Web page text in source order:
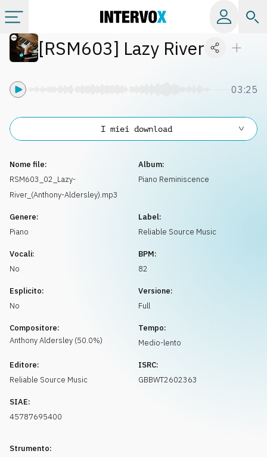
Categorie
Album
Playlist
Licenze
[RSM603] Lazy River
03:25
Nome file:
RSM603_02_Lazy-
River_(Anthony-Aldersley).mp3
Album:
Piano Reminiscence
Genere:
Piano
Label:
Reliable Source Music
Vocali:
No
BPM:
82
Esplicito:
No
Versione:
Full
Compositore:
AnthonyAldersley (50.0%)
Tempo:
Medio-lento
Editore:
Reliable Source Music
ISRC:
GBBWT2602363
SIAE:
45787695400
Strumento:
I miei download